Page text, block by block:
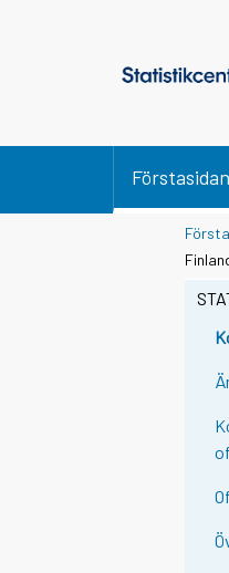
Förstasidan